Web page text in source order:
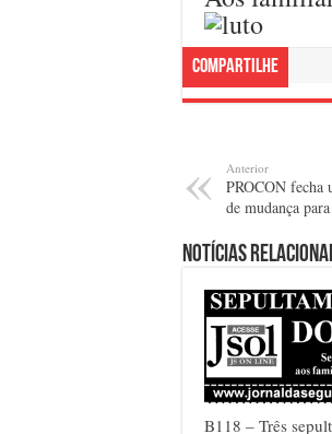
Compartilhe
Anterior
PROCON fecha
de mudança
Notícias
B118 – Três